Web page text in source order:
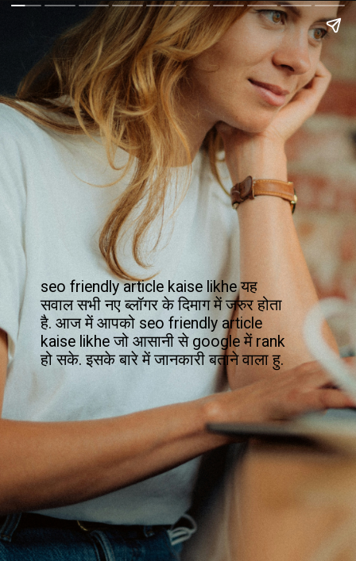
seo friendly article kaise likhe यह
सवाल सभी नए ब्लॉगर के दिमाग में जरुर होता
है. आज में आपको seo friendly article
kaise likhe जो आसानी से google में rank
हो सके. इसके बारे में जानकारी बताने वाला हु.